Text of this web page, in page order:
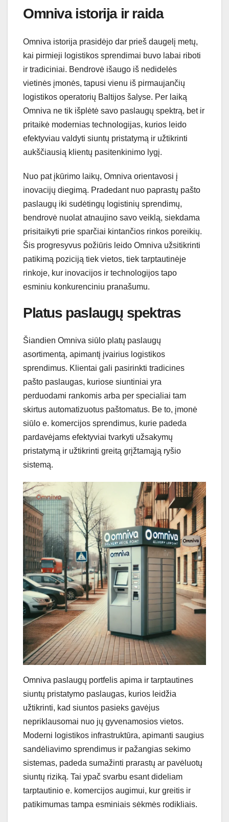
Omniva istorija ir raida
Omniva istorija prasidėjo dar prieš daugelį metų,
kai pirmieji logistikos sprendimai buvo labai riboti
ir tradiciniai. Bendrovė išaugo iš nedidelės
vietinės įmonės, tapusi vienu iš pirmaujančių
logistikos operatorių Baltijos šalyse. Per laiką
Omniva ne tik išplėtė savo paslaugų spektrą, bet ir
pritaikė modernias technologijas, kurios leido
efektyviau valdyti siuntų pristatymą ir užtikrinti
aukščiausią klientų pasitenkinimo lygį.
Nuo pat įkūrimo laikų, Omniva orientavosi į
inovacijų diegimą. Pradedant nuo paprastų pašto
paslaugų iki sudėtingų logistinių sprendimų,
bendrovė nuolat atnaujino savo veiklą, siekdama
prisitaikyti prie sparčiai kintančios rinkos poreikių.
Šis progresyvus požiūris leido Omniva užsitikrinti
patikimą poziciją tiek vietos, tiek tarptautinėje
rinkoje, kur inovacijos ir technologijos tapo
esminiu konkurenciniu pranašumu.
Platus paslaugų spektras
Šiandien Omniva siūlo platų paslaugų
asortimentą, apimantį įvairius logistikos
sprendimus. Klientai gali pasirinkti tradicines
pašto paslaugas, kuriose siuntiniai yra
perduodami rankomis arba per specialiai tam
skirtus automatizuotus paštomatus. Be to, įmonė
siūlo e. komercijos sprendimus, kurie padeda
pardavėjams efektyviai tvarkyti užsakymų
pristatymą ir užtikrinti greitą grįžtamąją ryšio
sistemą.
Omniva paslaugų portfelis apima ir tarptautines
siuntų pristatymo paslaugas, kurios leidžia
užtikrinti, kad siuntos pasieks gavėjus
nepriklausomai nuo jų gyvenamosios vietos.
Moderni logistikos infrastruktūra, apimanti saugius
sandėliavimo sprendimus ir pažangias sekimo
sistemas, padeda sumažinti prarastų ar pavėluotų
siuntų riziką. Tai ypač svarbu esant dideliam
tarptautinio e. komercijos augimui, kur greitis ir
patikimumas tampa esminiais sėkmės rodikliais.